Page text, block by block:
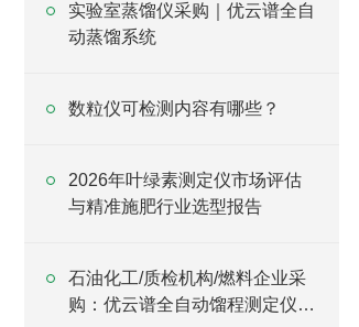
实验室蒸馏仪采购｜优云谱全自
动蒸馏系统
数粒仪可检测内容有哪些？
2026年叶绿素测定仪市场评估
与精准施肥行业选型报告
石油化工/质检机构/燃料企业采
购：优云谱全自动馏程测定仪质